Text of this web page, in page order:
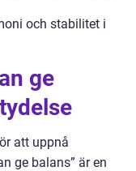
och stabilitet i
ge
att uppnå
ge balans” är en